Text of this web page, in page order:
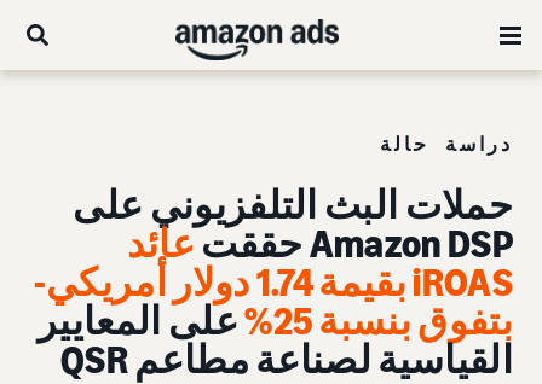
دراسة حالة
حملات البث التلفزيوني على
Amazon DSP حققت
عائد
iROAS بقيمة 1.74 دولار أمريكي
-
بتفوق بنسبة 25%
على المعايير
القياسية لصناعة مطاعم QSR